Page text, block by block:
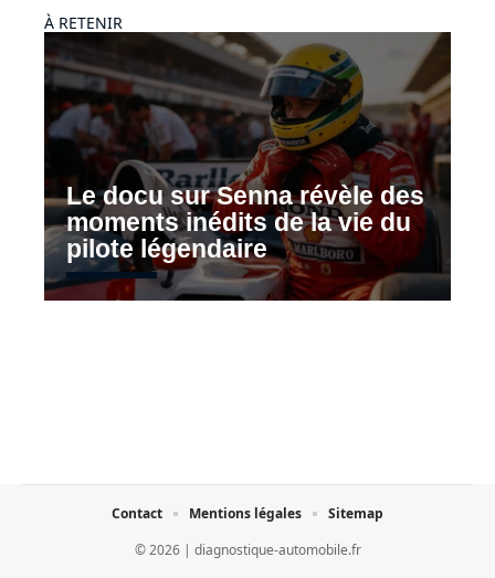
À RETENIR
Le docu sur Senna révèle des
moments inédits de la vie du
pilote légendaire
© 2026 | diagnostique-automobile.fr
Contact Mentions légales Sitemap